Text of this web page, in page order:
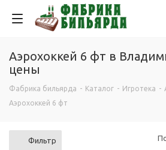
Аэрохоккей 6 фт в
цены
Фабрика бильярда - Каталог - Игротека -
Аэрохоккей 6 фт
Фильтр